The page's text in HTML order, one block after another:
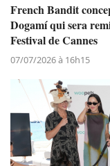
French Bandit
Dogamí qui sera
Festival de Cannes
07/07/2026 à 16h15